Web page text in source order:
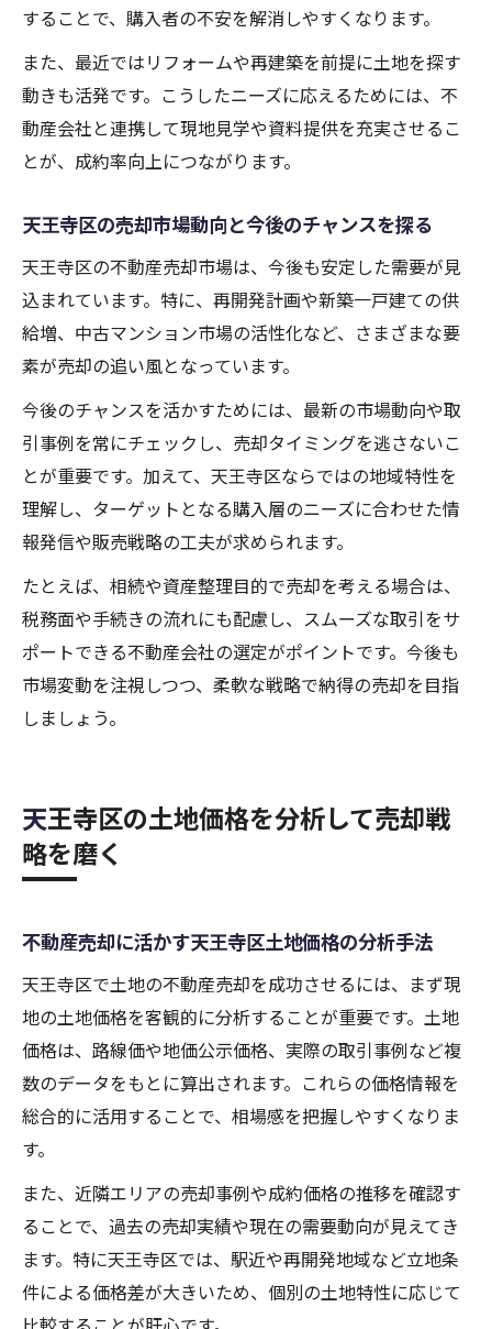
することで、購入者の不安を解消しやすくなります。
また、最近ではリフォームや再建築を前提に土地を探す
動きも活発です。こうしたニーズに応えるためには、不
動産会社と連携して現地見学や資料提供を充実させるこ
とが、成約率向上につながります。
天王寺区の売却市場動向と今後のチャンスを探る
天王寺区の不動産売却市場は、今後も安定した需要が見
込まれています。特に、再開発計画や新築一戸建ての供
給増、中古マンション市場の活性化など、さまざまな要
素が売却の追い風となっています。
今後のチャンスを活かすためには、最新の市場動向や取
引事例を常にチェックし、売却タイミングを逃さないこ
とが重要です。加えて、天王寺区ならではの地域特性を
理解し、ターゲットとなる購入層のニーズに合わせた情
報発信や販売戦略の工夫が求められます。
たとえば、相続や資産整理目的で売却を考える場合は、
税務面や手続きの流れにも配慮し、スムーズな取引をサ
ポートできる不動産会社の選定がポイントです。今後も
市場変動を注視しつつ、柔軟な戦略で納得の売却を目指
しましょう。
天王寺区の土地価格を分析して売却戦
略を磨く
不動産売却に活かす天王寺区土地価格の分析手法
天王寺区で土地の不動産売却を成功させるには、まず現
地の土地価格を客観的に分析することが重要です。土地
価格は、路線価や地価公示価格、実際の取引事例など複
数のデータをもとに算出されます。これらの価格情報を
総合的に活用することで、相場感を把握しやすくなりま
す。
また、近隣エリアの売却事例や成約価格の推移を確認す
ることで、過去の売却実績や現在の需要動向が見えてき
ます。特に天王寺区では、駅近や再開発地域など立地条
件による価格差が大きいため、個別の土地特性に応じて